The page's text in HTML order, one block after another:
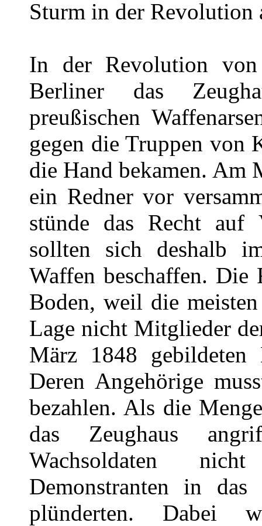
Sturm in der Revolution
In der Revolution von
Berliner das
preußischen
gegen die Truppen
die Hand bekamen. Am
ein Redner vor
stünde das Recht auf
sollten sich deshalb
Waffen beschaffen.
Boden, weil die
Lage nicht Mitglieder
März 1848 gebildeten
Deren Angehörige
bezahlen. Als die
das Zeughaus
Wachsoldaten
Demonstranten in das
plünderten. Dabei